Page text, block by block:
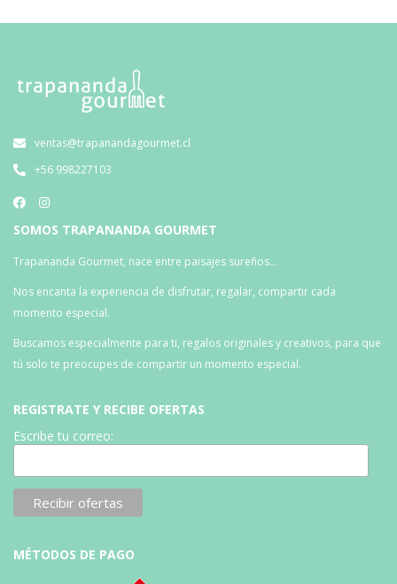
ventas@trapanandagourmet.cl
+56 998227103
SOMOS TRAPANANDA GOURMET
Trapananda Gourmet, nace entre paisajes sureños…
Nos encanta la experiencia de disfrutar, regalar, compartir cada
momento especial.
Buscamos especialmente para ti, regalos originales y creativos, para que
tú solo te preocupes de compartir un momento especial.
REGISTRATE Y RECIBE OFERTAS
Escribe tu correo:
MÉTODOS DE PAGO